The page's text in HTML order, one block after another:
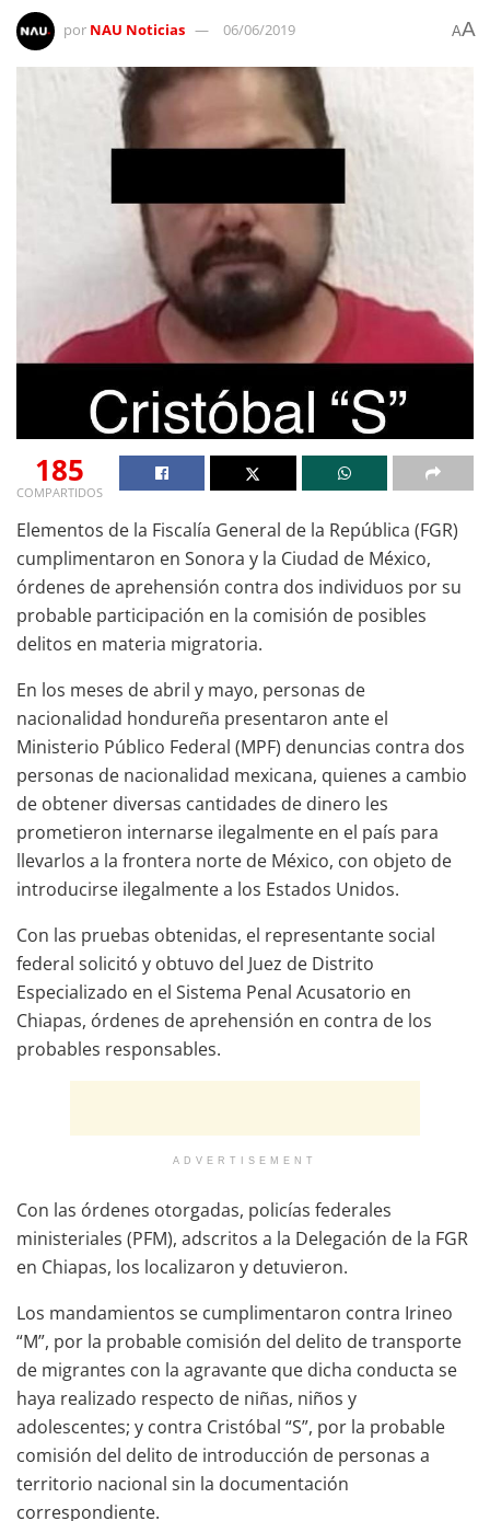
por NAU Noticias 06/06/2019 AA
185
COMPARTIDOS
Elementos de la Fiscalía General de la República (FGR)
cumplimentaron en Sonora y la Ciudad de México,
órdenes de aprehensión contra dos individuos por su
probable participación en la comisión de posibles
delitos en materia migratoria.
En los meses de abril y mayo, personas de
nacionalidad hondureña presentaron ante el
Ministerio Público Federal (MPF) denuncias contra dos
personas de nacionalidad mexicana, quienes a cambio
de obtener diversas cantidades de dinero les
prometieron internarse ilegalmente en el país para
llevarlos a la frontera norte de México, con objeto de
introducirse ilegalmente a los Estados Unidos.
Con las pruebas obtenidas, el representante social
federal solicitó y obtuvo del Juez de Distrito
Especializado en el Sistema Penal Acusatorio en
Chiapas, órdenes de aprehensión en contra de los
probables responsables.
ADVERTISEMENT
Con las órdenes otorgadas, policías federales
ministeriales (PFM), adscritos a la Delegación de la FGR
en Chiapas, los localizaron y detuvieron.
Los mandamientos se cumplimentaron contra Irineo
“M”, por la probable comisión del delito de transporte
de migrantes con la agravante que dicha conducta se
haya realizado respecto de niñas, niños y
adolescentes; y contra Cristóbal “S”, por la probable
comisión del delito de introducción de personas a
territorio nacional sin la documentación
correspondiente.